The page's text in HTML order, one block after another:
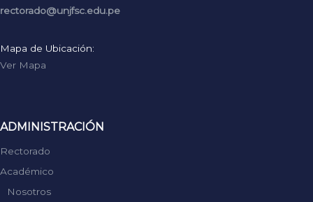
rectorado@unjfsc.edu.pe
Mapa de Ubicación:
Ver Mapa
ADMINISTRACIÓN
Rectorado
Académico
Nosotros